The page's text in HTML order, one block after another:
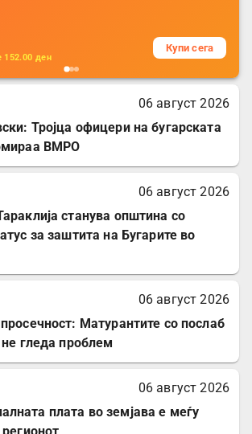
152.00 ден
Купи сега
06 август 2026
Тројца офицери на бугарската
ВМРО
06 август 2026
станува општина со
за заштита на Бугарите во
06 август 2026
Матурантите со послаб
гледа проблем
06 август 2026
плата во земјава е меѓу